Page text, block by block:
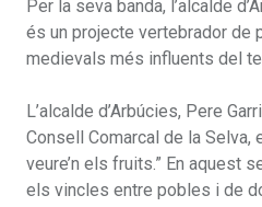
Per la seva banda, l’alcalde
és un projecte vertebrador de
medievals més influents del
L’alcalde d’Arbúcies, Pere
Consell Comarcal de la
veure’n els fruits.” En aquest
els vincles entre pobles i de